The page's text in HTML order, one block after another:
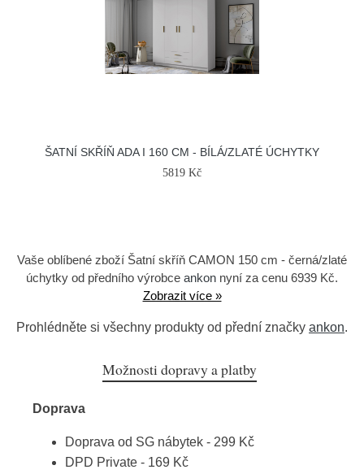
ŠATNÍ SKŘÍŇ ADA I 160 CM - BÍLÁ/ZLATÉ ÚCHYTKY
5819 Kč
Vaše oblíbené zboží Šatní skříň CAMON 150 cm - černá/zlaté
úchytky od předního výrobce ankon nyní za cenu 6939 Kč.
Zobrazit více »
Prohlédněte si všechny produkty od přední značky ankon.
Možnosti dopravy a platby
Doprava
Doprava od SG nábytek - 299 Kč
DPD Private - 169 Kč